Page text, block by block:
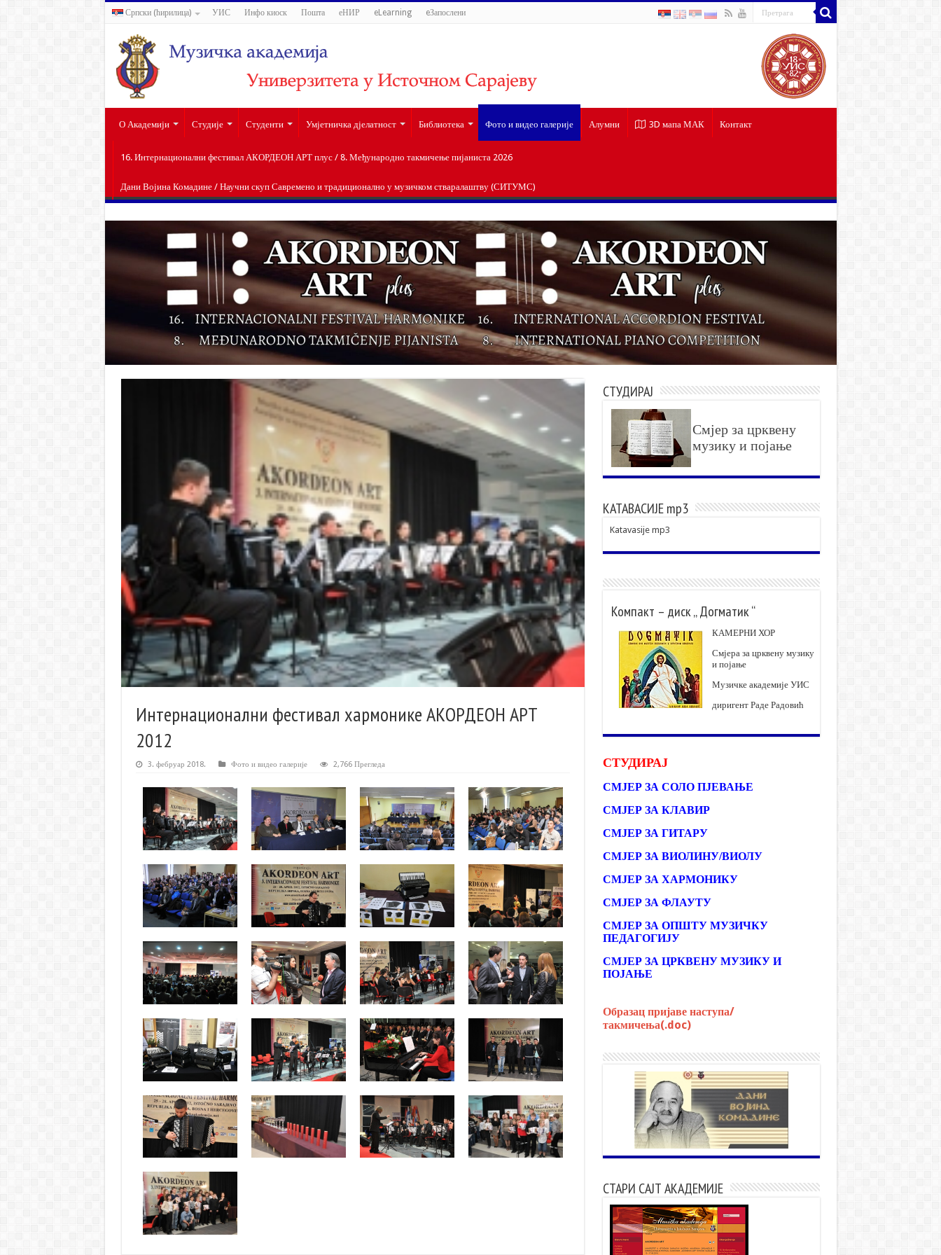
Српски (ћирилица) УИС Инфо киоск Пошта еНИР eLearning eЗапослени
О Академији Студије Студенти Умјетничка дјелатност Библиотека Фото и видео галерије Алумни 3D мапа МАК Контакт
16. Интернационални фестивал АКОРДЕОН АРТ плус / 8. Међународно такмичење пијаниста 2026
Дани Војина Комадине / Научни скуп Савремено и традиционално у музичком стваралаштву (СИТУМС)
Интернационални фестивал хармонике АКОРДЕОН АРТ
2012
3. фебруар 2018. Фото и видео галерије 2,766 Прегледа
СТУДИРАЈ
Смјер за црквену
музику и појање
КАТАВАСИЈЕ mp3
Katavasije mp3
Компакт – диск „ Догматик “
КАМЕРНИ ХОР
Смјера за црквену музику
и појање
Музичке академије УИС
диригент Раде Радовић
СТУДИРАЈ
СМЈЕР ЗА СОЛО ПЈЕВАЊЕ
СМЈЕР ЗА КЛАВИР
СМЈЕР ЗА ГИТАРУ
СМЈЕР ЗА ВИОЛИНУ/ВИОЛУ
СМЈЕР ЗА ХАРМОНИКУ
СМЈЕР ЗА ФЛАУТУ
СМЈЕР ЗА ОПШТУ МУЗИЧКУ
ПЕДАГОГИЈУ
СМЈЕР ЗА ЦРКВЕНУ МУЗИКУ И
ПОЈАЊЕ
Образац пријаве наступа/
такмичења(.doc)
СТАРИ САЈТ АКАДЕМИЈЕ